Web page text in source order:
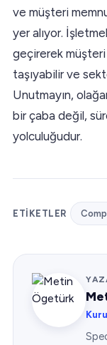
ve müşteri
yer alıyor.
geçirerek
taşıyabilir ve
Unutmayın,
bir çaba değil,
yolculuğudur.
ETIKETLER